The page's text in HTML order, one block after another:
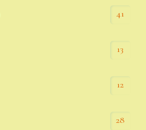
41
13
12
28